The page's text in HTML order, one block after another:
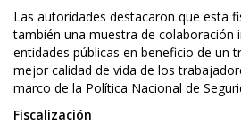
Las autoridades destacaron que esta
también una muestra de colaboración
entidades públicas en beneficio de un
mejor calidad de vida de los
marco de la Política Nacional de
Fiscalización